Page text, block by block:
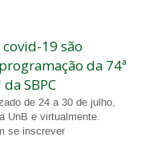
19 são
da 74ª
SBPC
de 24 a 30 de julho,
UnB e virtualmente.
se inscrever